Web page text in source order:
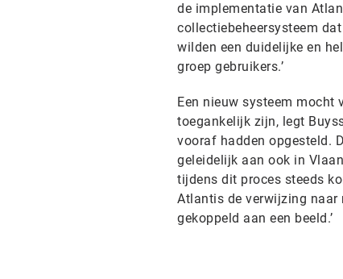
de implementatie van
collectiebeheersysteem
wilden een duidelijke en
groep gebruikers.’
Een nieuw systeem mocht
toegankelijk zijn, legt
vooraf hadden opgesteld.
geleidelijk aan ook in
tijdens dit proces steeds
Atlantis de verwijzing naar
gekoppeld aan een beeld.’